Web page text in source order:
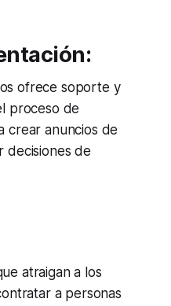
ofrece soporte y
proceso de
crear anuncios de
decisiones de
atraigan a los
a personas